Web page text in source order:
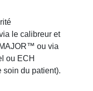
le calibreur et
ou via
ou ECH
du patient).